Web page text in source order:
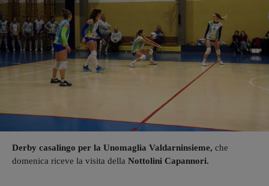
Derby casalingo per la Unomaglia Valdarninsieme, che
domenica riceve la visita della Nottolini Capannori.